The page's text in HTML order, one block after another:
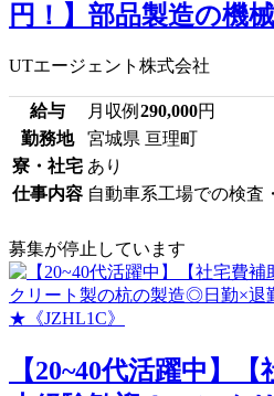
円！】部品製造の機
UTエージェント株式会社
給与 月収例 290,000円
勤務地
宮城県 亘理町
寮・社宅 あり
仕事内容 自動車系工場での検査
募集が停止しています
【20~40代活躍中】【